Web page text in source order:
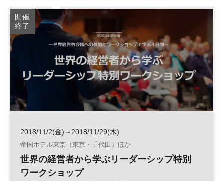
日経ビジネススクール
開催
終了
2018/11/2(金)～2018/11/29(木)
帝国ホテル東京（東京・千代田）ほか
世界の経営者から学ぶリーダーシップ特別
ワークショップ